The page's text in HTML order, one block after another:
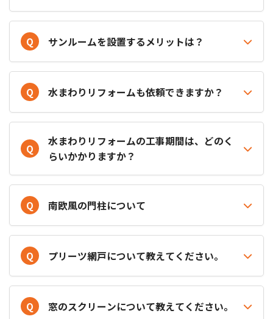
Q サンルームを設置するメリットは？
Q 水まわりリフォームも依頼できますか？
Q
水まわりリフォームの工事期間は、どのく
らいかかりますか？
Q 南欧風の門柱について
Q プリーツ網戸について教えてください。
Q 窓のスクリーンについて教えてください。